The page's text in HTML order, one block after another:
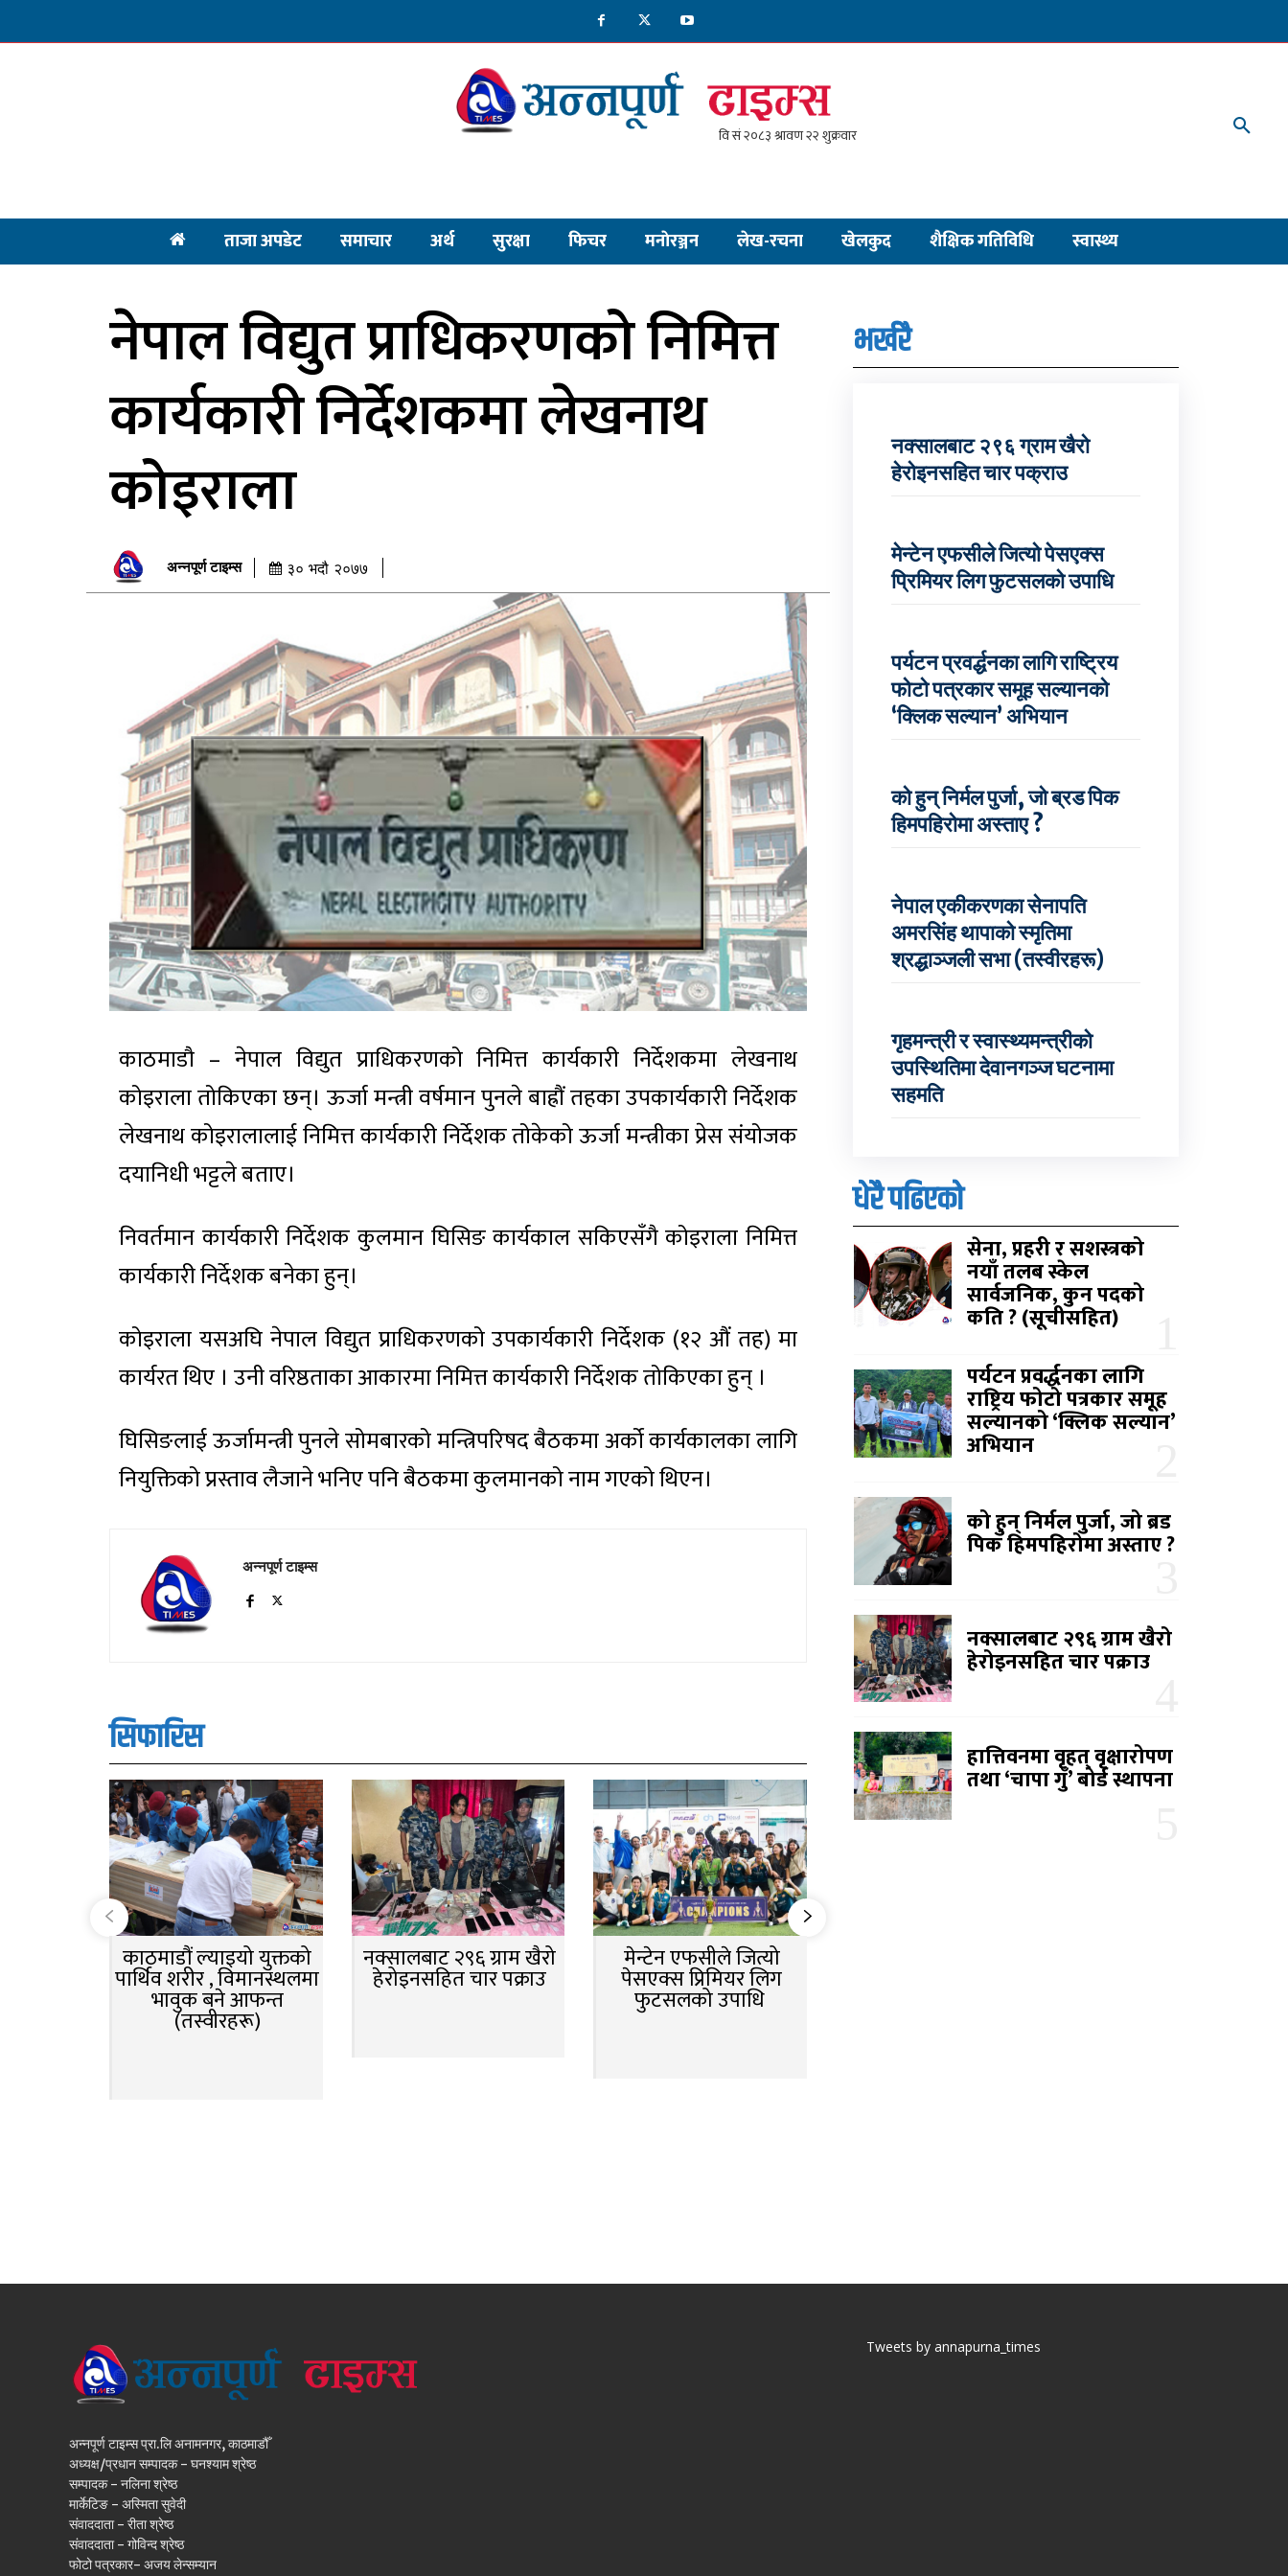
ताजा अपडेट समाचार अर्थ सुरक्षा फिचर मनाेरञ्जन लेख-रचना खेलकुद शैक्षिक गतिविधि स्वास्थ्य
नेपाल विद्युत प्राधिकरणको निमित्त
कार्यकारी निर्देशकमा लेखनाथ
कोइराला
अन्नपूर्ण टाइम्स ३० भदौ २०७७
काठमाडौ – नेपाल विद्युत प्राधिकरणको निमित्त कार्यकारी निर्देशकमा लेखनाथ
कोइराला तोकिएका छन्। ऊर्जा मन्त्री वर्षमान पुनले बाह्रौं तहका उपकार्यकारी निर्देशक
लेखनाथ कोइरालालाई निमित्त कार्यकारी निर्देशक तोकेको ऊर्जा मन्त्रीका प्रेस संयोजक
दयानिधी भट्टले बताए।
निवर्तमान कार्यकारी निर्देशक कुलमान घिसिङ कार्यकाल सकिएसँगै कोइराला निमित्त
कार्यकारी निर्देशक बनेका हुन्।
कोइराला यसअघि नेपाल विद्युत प्राधिकरणको उपकार्यकारी निर्देशक (१२ औं तह) मा
कार्यरत थिए । उनी वरिष्ठताका आकारमा निमित्त कार्यकारी निर्देशक तोकिएका हुन् ।
घिसिङलाई ऊर्जामन्त्री पुनले सोमबारको मन्त्रिपरिषद बैठकमा अर्को कार्यकालका लागि
नियुक्तिको प्रस्ताव लैजाने भनिए पनि बैठकमा कुलमानको नाम गएको थिएन।
अन्नपूर्ण टाइम्स
सिफारिस
काठमाडौं ल्याइयो युक्तको
पार्थिव शरीर , विमानस्थलमा
भावुक बने आफन्त
(तस्वीरहरू)
नक्सालबाट २९६ ग्राम खैरो
हेरोइनसहित चार पक्राउ
मेन्टेन एफसीले जित्यो
पेसएक्स प्रिमियर लिग
फुटसलको उपाधि
भर्खरै
नक्सालबाट २९६ ग्राम खैरो
हेरोइनसहित चार पक्राउ
मेन्टेन एफसीले जित्यो पेसएक्स
प्रिमियर लिग फुटसलको उपाधि
पर्यटन प्रवर्द्धनका लागि राष्ट्रिय
फोटो पत्रकार समूह सल्यानको
‘क्लिक सल्यान’ अभियान
को हुन् निर्मल पुर्जा, जो ब्रड पिक
हिमपहिरोमा अस्ताए ?
नेपाल एकीकरणका सेनापति
अमरसिंह थापाको स्मृतिमा
श्रद्धाञ्जली सभा (तस्वीरहरू)
गृहमन्त्री र स्वास्थ्यमन्त्रीको
उपस्थितिमा देवानगञ्ज घटनामा
सहमति
धेरै पढिएको
सेना, प्रहरी र सशस्त्रको
नयाँ तलब स्केल
सार्वजनिक, कुन पदको
कति ? (सूचीसहित)
पर्यटन प्रवर्द्धनका लागि
राष्ट्रिय फोटो पत्रकार समूह
सल्यानको ‘क्लिक सल्यान’
अभियान
को हुन् निर्मल पुर्जा, जो ब्रड
पिक हिमपहिरोमा अस्ताए ?
नक्सालबाट २९६ ग्राम खैरो
हेरोइनसहित चार पक्राउ
हात्तिवनमा वृहत् वृक्षारोपण
तथा ‘चापा गुँ’ बोर्ड स्थापना
अन्नपूर्ण टाइम्स प्रा.लि अनामनगर, काठमाडौँ
अध्यक्ष/प्रधान सम्पादक - घनश्याम श्रेष्ठ
सम्पादक - नलिना श्रेष्ठ
मार्केटिङ - अस्मिता सुवेदी
संवाददाता - रीता श्रेष्ठ
संवाददाता - गोविन्द श्रेष्ठ
फोटो पत्रकार- अजय लेन्सम्यान
Tweets by annapurna_times